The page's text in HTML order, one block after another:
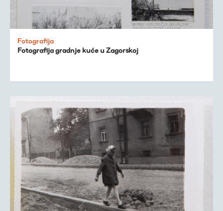
Fotografija
Fotografija gradnje kuće u Zagorskoj